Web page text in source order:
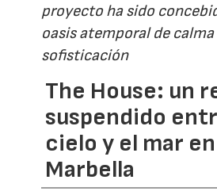
proyecto ha sido
oasis atemporal de calma
sofisticación
The House: un
suspendido
cielo y el mar en
Marbella